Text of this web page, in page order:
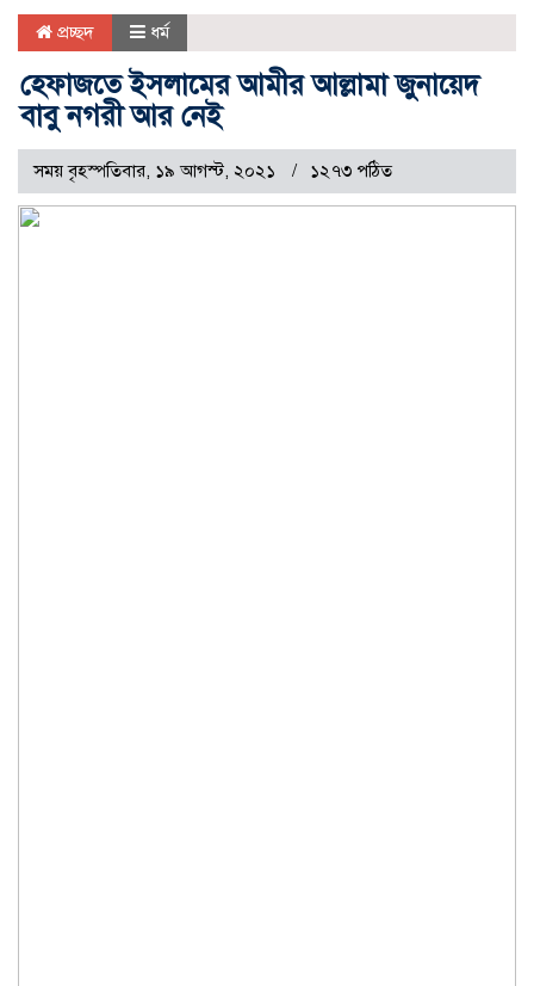
প্রচ্ছদ ধর্ম
হেফাজতে ইসলামের আমীর আল্লামা জুনায়েদ
বাবু নগরী আর নেই
সময় বৃহস্পতিবার, ১৯ আগস্ট, ২০২১ ১২৭৩ পঠিত